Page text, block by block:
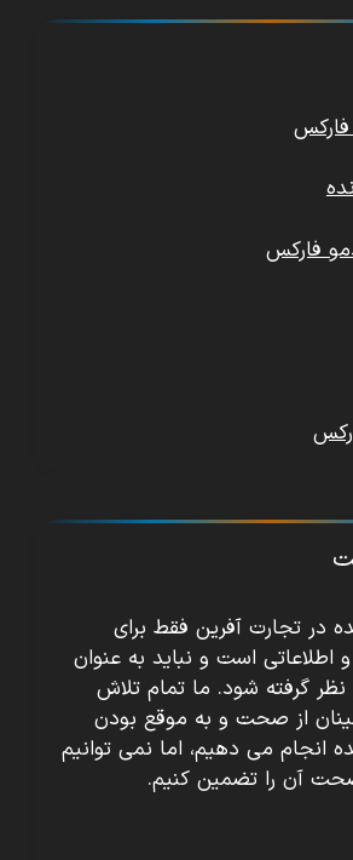
فارکس
فارکس
در تجارت آفرین فقط برای
اطلاعاتی است و نباید به عنوان
نظر گرفته شود. ما تمام تلاش
از صحت و به موقع بودن
انجام می دهیم، اما نمی توانیم
آن را تضمین کنیم.